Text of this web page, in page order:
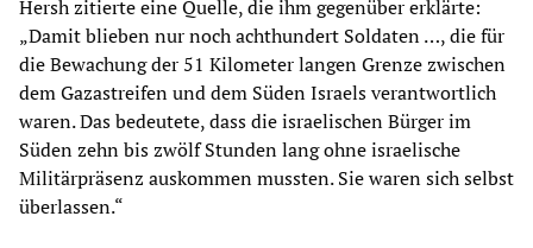
Hersh zitierte eine Quelle, die ihm gegenüber erklärte:
„Damit blieben nur noch achthundert Soldaten …, die für
die Bewachung der 51 Kilometer langen Grenze zwischen
dem Gazastreifen und dem Süden Israels verantwortlich
waren. Das bedeutete, dass die israelischen Bürger im
Süden zehn bis zwölf Stunden lang ohne israelische
Militärpräsenz auskommen mussten. Sie waren sich selbst
überlassen.“